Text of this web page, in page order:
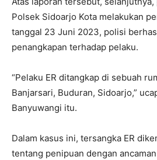
Polsek Sidoarjo Kota melakukan
tanggal 23 Juni 2023, polisi
penangkapan terhadap pelaku.
“Pelaku ER ditangkap di sebuah
Banjarsari, Buduran, Sidoarjo,”
Banyuwangi itu.
Dalam kasus ini, tersangka ER
tentang penipuan dengan